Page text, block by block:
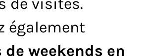
également
de weekends en